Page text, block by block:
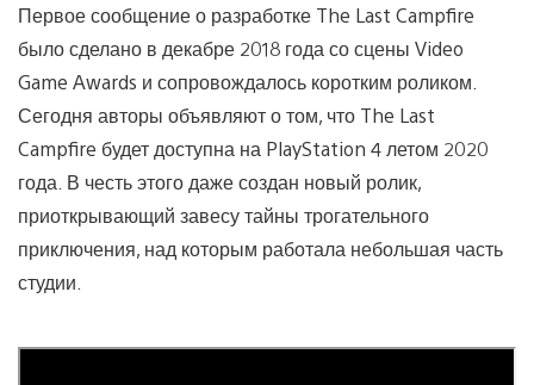
Первое сообщение о разработке The Last Campfire
было сделано в декабре 2018 года со сцены Video
Game Awards и сопровождалось коротким роликом.
Сегодня авторы объявляют о том, что The Last
Campfire будет доступна на PlayStation 4 летом 2020
года. В честь этого даже создан новый ролик,
приоткрывающий завесу тайны трогательного
приключения, над которым работала небольшая часть
студии.